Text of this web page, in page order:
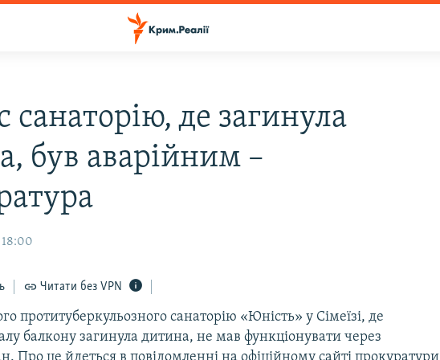
санаторію, де загинула
був аварійним –
18:00
Читати без VPN
протитуберкульозного санаторію «Юність» у Сімеїзі, де
балкону загинула дитина, не мав функціонувати через